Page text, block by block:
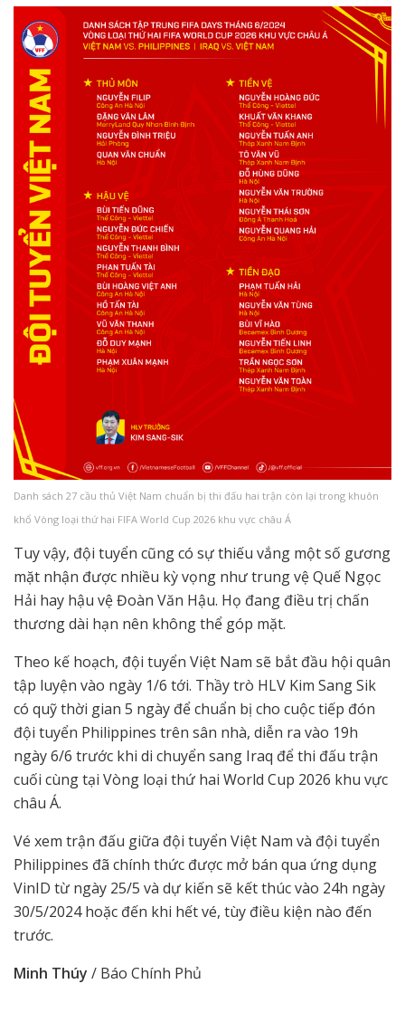
Danh sách 27 cầu thủ Việt Nam chuẩn bị thi đấu hai trận còn lại trong khuôn
khổ Vòng loại thứ hai FIFA World Cup 2026 khu vực châu Á
Tuy vậy, đội tuyển cũng có sự thiếu vắng một số gương
mặt nhận được nhiều kỳ vọng như trung vệ Quế Ngọc
Hải hay hậu vệ Đoàn Văn Hậu. Họ đang điều trị chấn
thương dài hạn nên không thể góp mặt.
Theo kế hoạch, đội tuyển Việt Nam sẽ bắt đầu hội quân
tập luyện vào ngày 1/6 tới. Thầy trò HLV Kim Sang Sik
có quỹ thời gian 5 ngày để chuẩn bị cho cuộc tiếp đón
đội tuyển Philippines trên sân nhà, diễn ra vào 19h
ngày 6/6 trước khi di chuyển sang Iraq để thi đấu trận
cuối cùng tại Vòng loại thứ hai World Cup 2026 khu vực
châu Á.
Vé xem trận đấu giữa đội tuyển Việt Nam và đội tuyển
Philippines đã chính thức được mở bán qua ứng dụng
VinID từ ngày 25/5 và dự kiến sẽ kết thúc vào 24h ngày
30/5/2024 hoặc đến khi hết vé, tùy điều kiện nào đến
trước.
Minh Thúy / Báo Chính Phủ